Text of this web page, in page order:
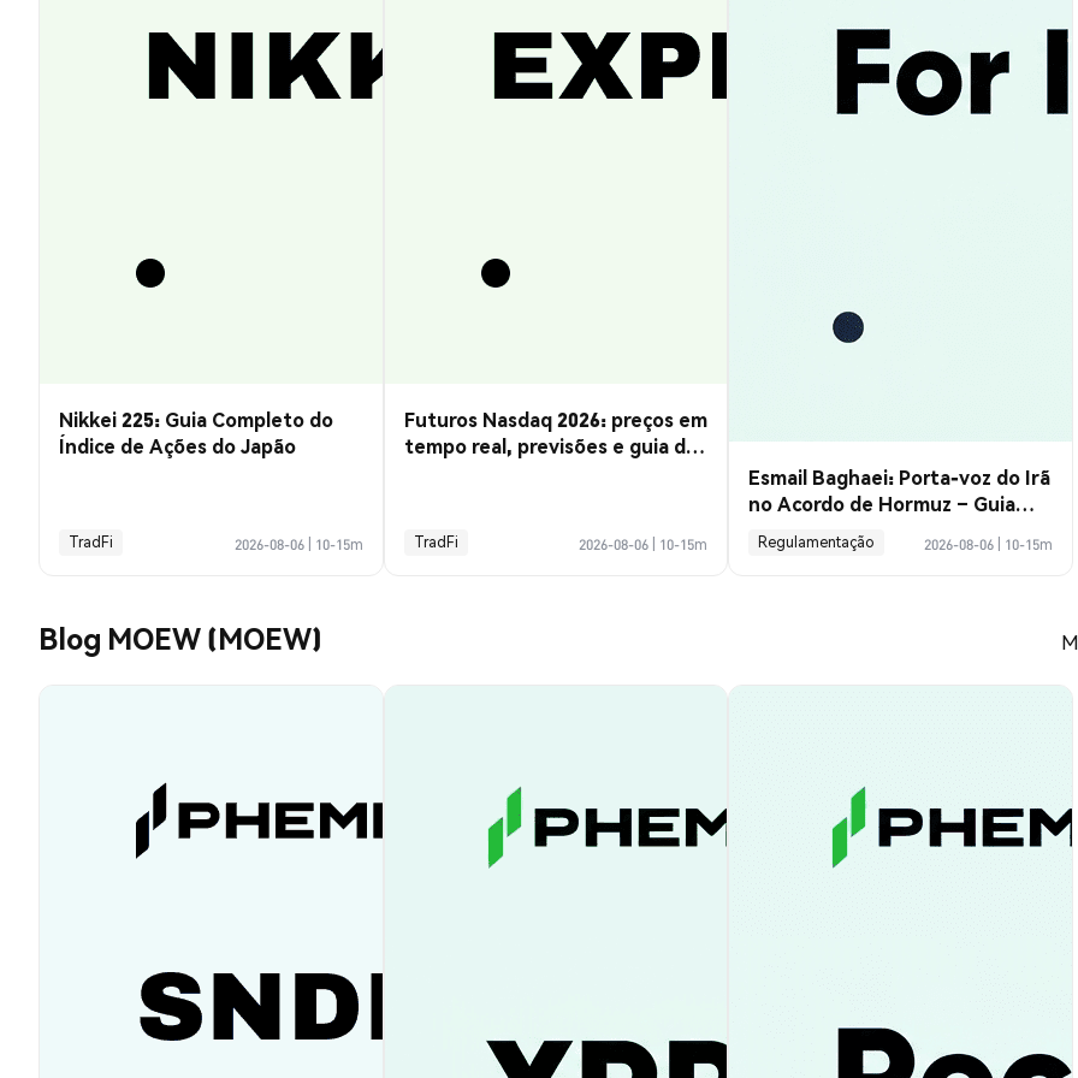
Nikkei 225: Guia Completo do
Índice de Ações do Japão
TradFi 2026-08-06 10-15m
Futuros Nasdaq 2026: preços em
tempo real, previsões e guia de
TradFi 2026-08-06 10-15m
Esmail Baghaei: Porta-voz do Irã
no Acordo de Hormuz – Guia
Completo
Regulamentação 2026-08-06 10-15m
Blog MOEW (MOEW)